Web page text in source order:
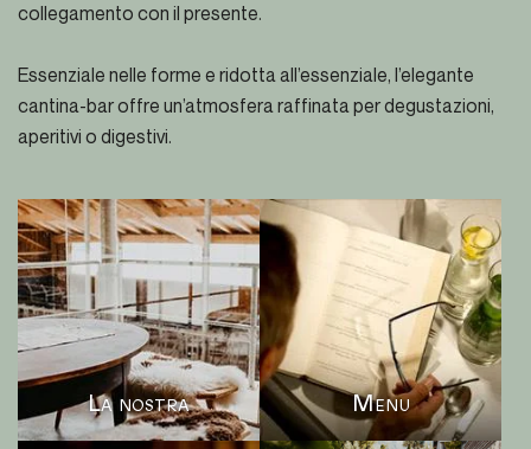
collegamento con il presente.
Essenziale nelle forme e ridotta all’essenziale, l’elegante
cantina-bar offre un’atmosfera raffinata per degustazioni,
aperitivi o digestivi.
La nostra Menu